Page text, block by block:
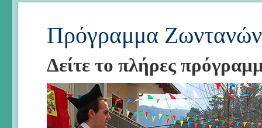
Πρόγραμμα
Δείτε το πλήρες